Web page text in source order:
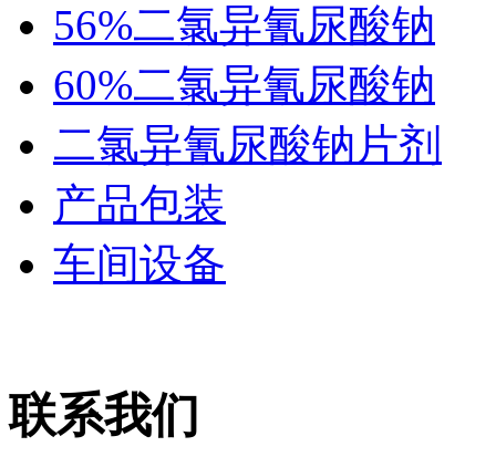
56%二氯异氰尿酸钠
60%二氯异氰尿酸钠
二氯异氰尿酸钠片剂
产品包装
车间设备
联系我们